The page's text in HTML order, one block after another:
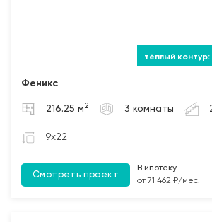
Феникс
216.25 м 2 3 комнаты
9x22
Смотреть проект
В ипотеку
от 71 462 ₽/мес.